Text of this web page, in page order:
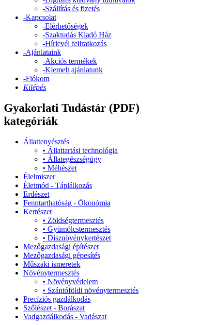
-Szállítás és fizetés
-Kapcsolat
-Elérhetőségek
-Szaktudás Kiadó Ház
-Hírlevél feliratkozás
-Ajánlataink
-Akciós termékek
-Kiemelt ajánlatunk
-Fiókom
Kilépés
Gyakorlati Tudástár (PDF)
kategóriák
Állattenyésztés
• Állattartási technológia
• Állategészségügy
• Méhészet
Élelmiszer
Életmód - Táplálkozás
Erdészet
Fenntarthatóság - Ökonómia
Kertészet
• Zöldségtermesztés
• Gyümölcstermesztés
• Dísznövénykertészet
Mezőgazdasági építészet
Mezőgazdasági gépesítés
Műszaki ismeretek
Növénytermesztés
• Növényvédelem
• Szántóföldi növénytermesztés
Precíziós gazdálkodás
Szőlészet - Borászat
Vadgazdálkodás - Vadászat